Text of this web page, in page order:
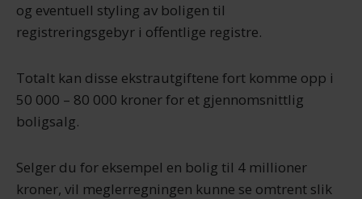
og eventuell styling av boligen til
registreringsgebyr i offentlige registre.
Totalt kan disse ekstrautgiftene fort komme opp i
50 000 – 80 000 kroner for et gjennomsnittlig
boligsalg.
Selger du for eksempel en bolig til 4 millioner
kroner, vil meglerregningen kunne se omtrent slik